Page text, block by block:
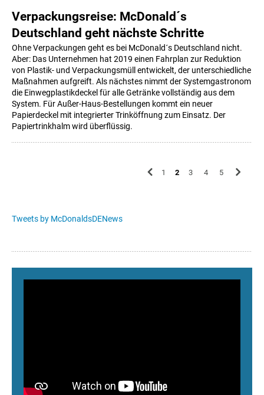
Verpackungsreise: McDonald´s
Deutschland geht nächste Schritte
Ohne Verpackungen geht es bei McDonald´s Deutschland nicht.
Aber: Das Unternehmen hat 2019 einen Fahrplan zur Reduktion
von Plastik- und Verpackungsmüll entwickelt, der unterschiedliche
Maßnahmen aufgreift. Als nächstes nimmt der Systemgastronom
die Einwegplastikdeckel für alle Getränke vollständig aus dem
System. Für Außer-Haus-Bestellungen kommt ein neuer
Papierdeckel mit integrierter Trinköffnung zum Einsatz. Der
Papiertrinkhalm wird überflüssig.
1 2 3 4 5
Tweets by McDonaldsDENews